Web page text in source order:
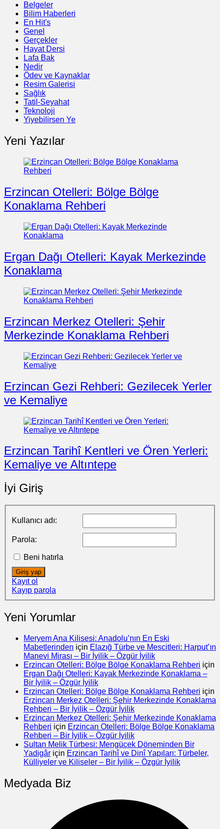
Belgeler
Bilim Haberleri
En Hit's
Genel
Gerçekler
Hayat Dersi
Lafa Bak
Nedir
Ödev ve Kaynaklar
Resim Galerisi
Sağlık
Tatil-Seyahat
Teknoloji
Yiyebilirsen Ye
Yeni Yazılar
Erzincan Otelleri: Bölge Bölge
Konaklama Rehberi
Ergan Dağı Otelleri: Kayak Merkezinde
Konaklama
Erzincan Merkez Otelleri: Şehir
Merkezinde Konaklama Rehberi
Erzincan Gezi Rehberi: Gezilecek Yerler
ve Kemaliye
Erzincan Tarihî Kentleri ve Ören Yerleri:
Kemaliye ve Altıntepe
İyi Giriş
Kullanıcı adı:
Parola:
Beni hatırla
Giriş yap
Kayıt ol
Kayıp parola
Yeni Yorumlar
Meryem Ana Kilisesi: Anadolu’nın En Eski
Mabetlerinden için Elazığ Türbe ve Mescitleri: Harput’ın
Manevi Mirası – Bir İyilik – Özgür İyilik
Erzincan Otelleri: Bölge Bölge Konaklama Rehberi için
Ergan Dağı Otelleri: Kayak Merkezinde Konaklama –
Bir İyilik – Özgür İyilik
Erzincan Otelleri: Bölge Bölge Konaklama Rehberi için
Erzincan Merkez Otelleri: Şehir Merkezinde Konaklama
Rehberi – Bir İyilik – Özgür İyilik
Erzincan Merkez Otelleri: Şehir Merkezinde Konaklama
Rehberi için Erzincan Otelleri: Bölge Bölge Konaklama
Rehberi – Bir İyilik – Özgür İyilik
Sultan Melik Türbesi: Mengücek Döneminden Bir
Yadigâr için Erzincan Tarihî ve Dinî Yapıları: Türbeler,
Külliyeler ve Kiliseler – Bir İyilik – Özgür İyilik
Medyada Biz